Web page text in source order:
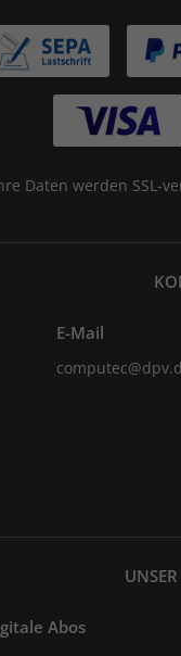
Daten werden SSL-
E-Mail
Abos